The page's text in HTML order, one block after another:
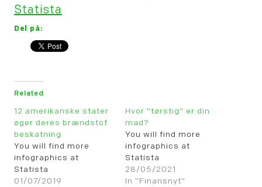
Statista
Del på:
Related
12 amerikanske stater
øger deres brændstof
beskatning
You will find more
infographics at
Statista
01/07/2019
Hvor “tørstig” er din
mad?
You will find more
infographics at
Statista
28/05/2021
In "Finansnyt"